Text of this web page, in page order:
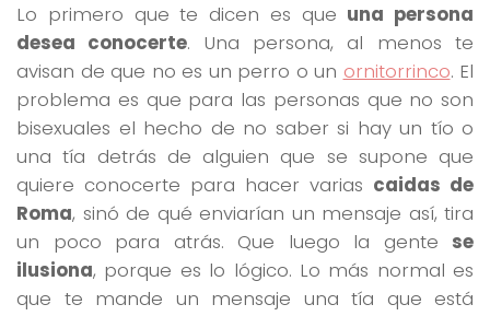
Lo primero que te dicen es que una persona
desea conocerte. Una persona, al menos te
avisan de que no es un perro o un ornitorrinco. El
problema es que para las personas que no son
bisexuales el hecho de no saber si hay un tío o
una tía detrás de alguien que se supone que
quiere conocerte para hacer varias caidas de
Roma, sinó de qué enviarían un mensaje así, tira
un poco para atrás. Que luego la gente se
ilusiona, porque es lo lógico. Lo más normal es
que te mande un mensaje una tía que está